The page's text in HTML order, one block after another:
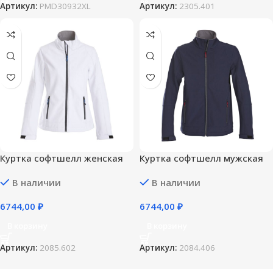
Артикул: PMD30932XL Артикул: 2305.401
Куртка софтшелл женская
В наличии
6744,00 ₽
Артикул: 2085.602
Куртка софтшелл мужская
В наличии
6744,00 ₽
Артикул: 2084.406